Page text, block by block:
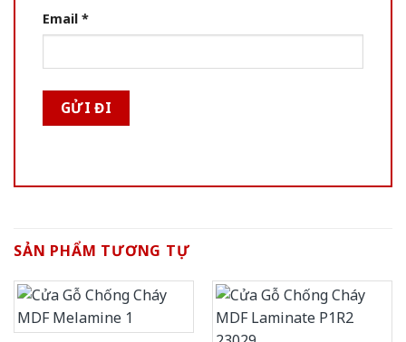
Email *
SẢN PHẨM TƯƠNG TỰ